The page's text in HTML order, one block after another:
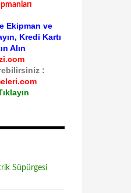
Ekipman ve
Kredi Kartı
Alın
:
Süpürgesi